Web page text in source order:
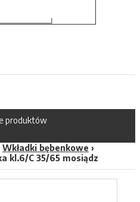
produktów
Wkładki bębenkowe
kl.6/C 35/65 mosiądz